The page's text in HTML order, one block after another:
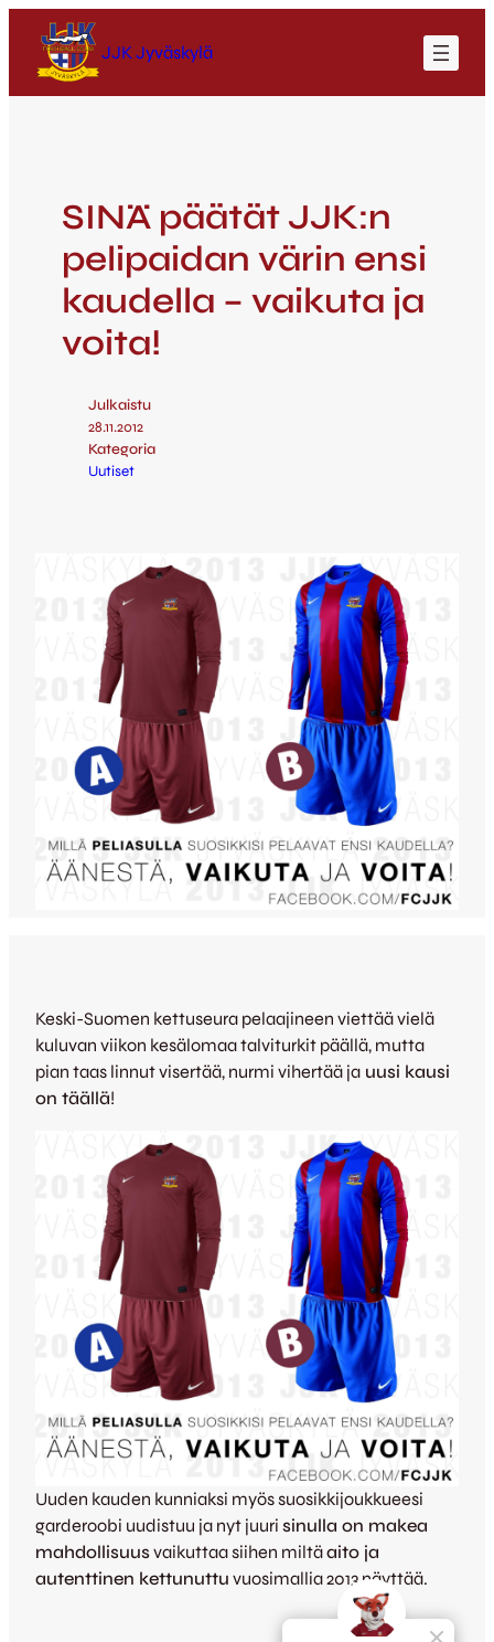
JJK Jyväskylä
SINÄ päätät JJK:n
pelipaidan värin ensi
kaudella – vaikuta ja
voita!
Julkaistu
28.11.2012
Kategoria
Uutiset
Keski-Suomen kettuseura pelaajineen viettää vielä
kuluvan viikon kesälomaa talviturkit päällä, mutta
pian taas linnut visertää, nurmi vihertää ja uusi kausi
on täällä!
Uuden kauden kunniaksi myös suosikkijoukkueesi
garderoobi uudistuu ja nyt juuri sinulla on makea
mahdollisuusvaikuttaa siihen miltäaito ja
autenttinen kettunuttu vuosimallia 2013 näyttää.